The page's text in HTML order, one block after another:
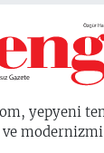
yepyeni